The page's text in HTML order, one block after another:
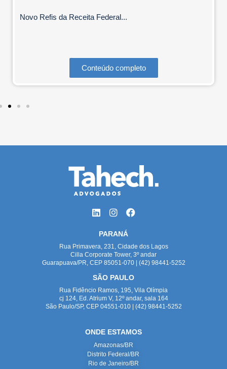
Novo Refis da Receita Federal...
Conteúdo completo
PARANÁ
Rua Primavera, 231, Cidade dos Lagos
Cilla Corporate Tower, 3º andar
Guarapuava/PR, CEP 85051-070 | (42) 98441-5252
SÃO PAULO
Rua Fidêncio Ramos, 195, Vila Olímpia
cj 124, Ed. Atrium V, 12º andar, sala 164
São Paulo/SP, CEP 04551-010 | (42) 98441-5252
ONDE ESTAMOS
Amazonas/BR
Distrito Federal/BR
Rio de Janeiro/BR